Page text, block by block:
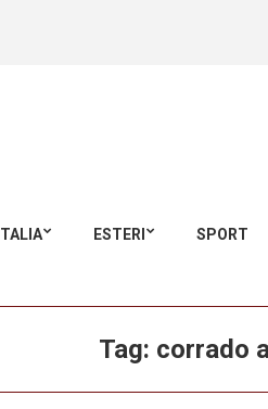
ITALIA ESTERI SPORT
Tag: corrado